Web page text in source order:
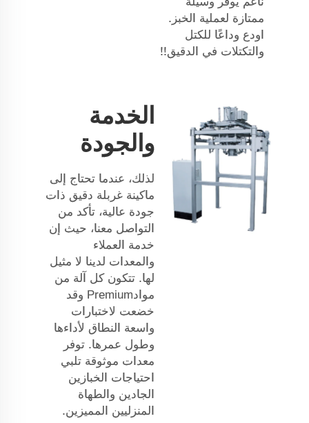
ممتازة لعملية الخبز.
اودع وداعًا للكتل
والتكتلات في الدقيق!!
الخدمة
والجودة
لذلك، عندما تحتاج إلى
ماكينة غربلة دقيق ذات
جودة عالية، تأكد من
التواصل معنا، حيث إن
خدمة العملاء
والمعدات لدينا لا مثيل
لها. تتكون كل آلة من
موادPremium وقد
خضعت لاختبارات
واسعة النطاق لأداءها
وطول عمرها. توفر
معدات موثوقة تلبي
احتياجات الخبازين
الجادين والطهاة
المنزليين المميزين.